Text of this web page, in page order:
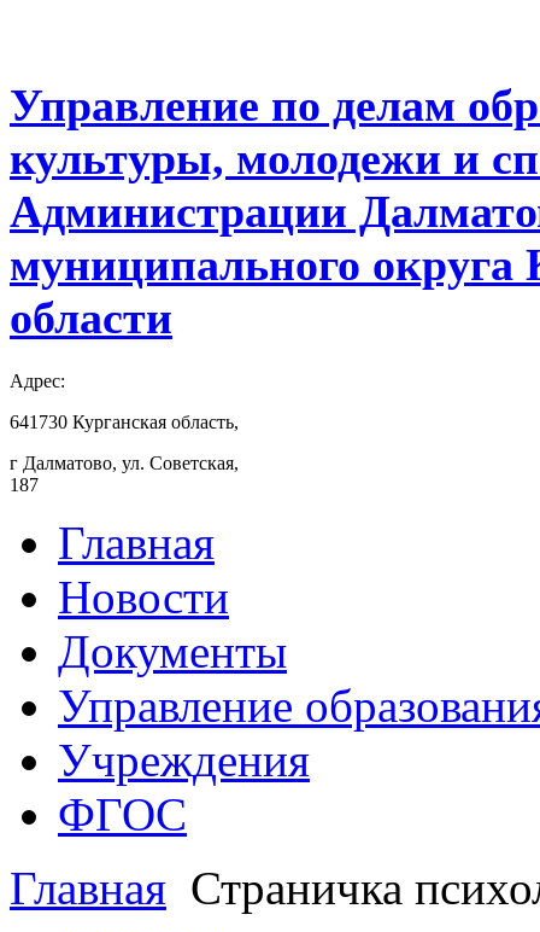
Управление по делам
культуры, молодежи и
Администрации
муниципального округа
области
Адрес:
641730 Курганская область,
г Далматово, ул. Советская,
187
Главная
Новости
Документы
Управление
Учреждения
ФГОС
Главная Страничка